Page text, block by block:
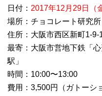
日付： 2017年12月29日（
場所：チョコレート研究
住所：大阪市西区新町1-9-
最寄：大阪市営地下鉄「
駅」
時間：10:00〜13:00
費用：3,500円（ガトーシ